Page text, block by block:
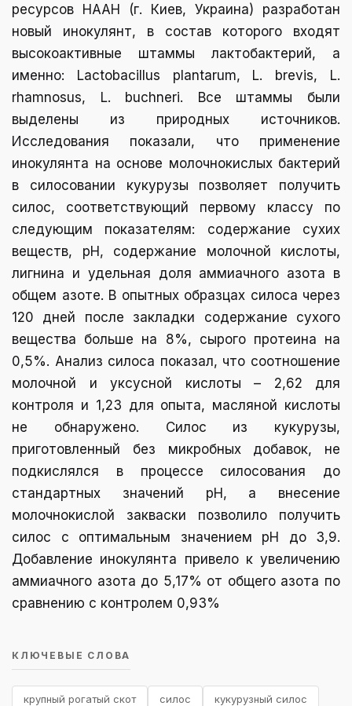
ресурсов НААН (г. Киев, Украина) разработан
новый инокулянт, в состав которого входят
высокоактивные штаммы лактобактерий, а
именно: Lactobacillus plantarum, L. brevis, L.
rhamnosus, L. buchneri. Все штаммы были
выделены из природных источников.
Исследования показали, что применение
инокулянта на основе молочнокислых бактерий
в силосовании кукурузы позволяет получить
силос, соответствующий первому классу по
следующим показателям: содержание сухих
веществ, pH, содержание молочной кислоты,
лигнина и удельная доля аммиачного азота в
общем азоте. В опытных образцах силоса через
120 дней после закладки содержание сухого
вещества больше на 8%, сырого протеина на
0,5%. Анализ силоса показал, что соотношение
молочной и уксусной кислоты – 2,62 для
контроля и 1,23 для опыта, масляной кислоты
не обнаружено. Силос из кукурузы,
приготовленный без микробных добавок, не
подкислялся в процессе силосования до
стандартных значений рН, а внесение
молочнокислой закваски позволило получить
силос с оптимальным значением рН до 3,9.
Добавление инокулянта привело к увеличению
аммиачного азота до 5,17% от общего азота по
сравнению с контролем 0,93%
КЛЮЧЕВЫЕ СЛОВА
крупный рогатый скот силос кукурузный силос